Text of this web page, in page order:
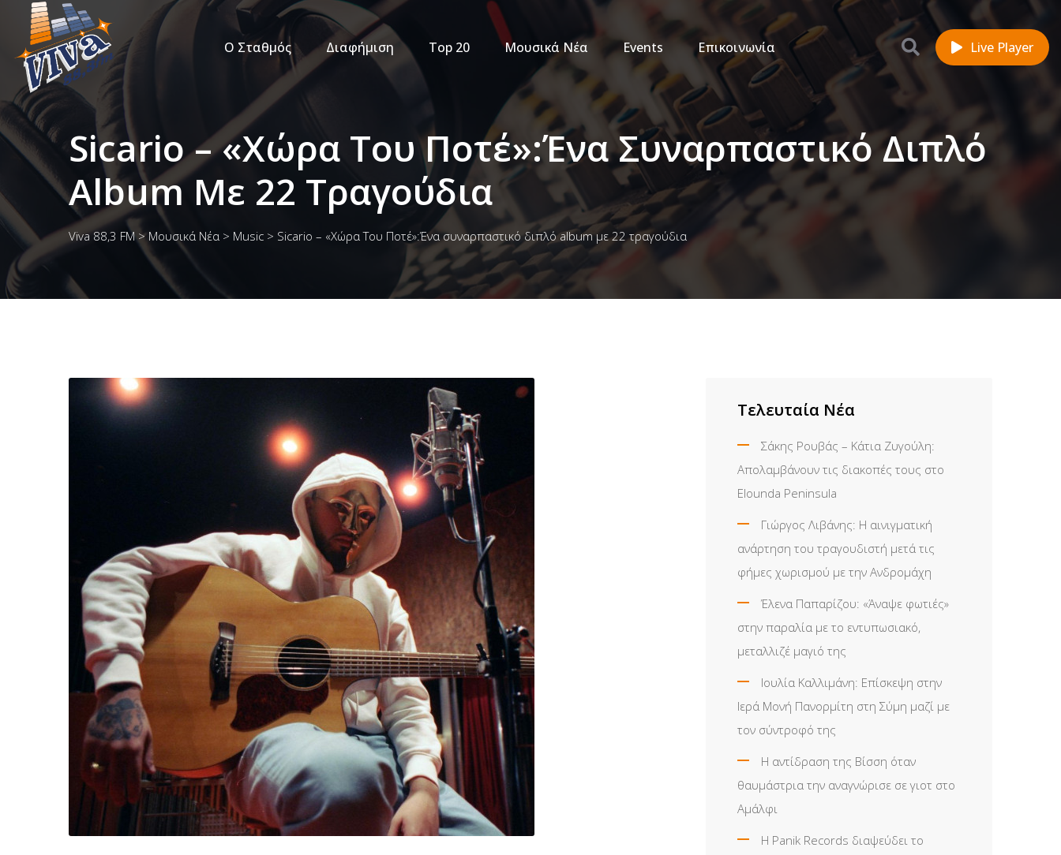
Ο Σταθμός Διαφήμιση Top 20 Μουσικά Νέα Events Επικοινωνία Live Player
Sicario – «Χώρα Του Ποτέ»:Ένα Συναρπαστικό Διπλό
Album Με 22 Τραγούδια
Viva 88,3 FM> Μουσικά Νέα > Music > Sicario – «Χώρα Του Ποτέ»:Ένα συναρπαστικό διπλό album με 22 τραγούδια
Τελευταία Νέα
Σάκης Ρουβάς – Κάτια Ζυγούλη:
Απολαμβάνουν τις διακοπές τους στο
Elounda Peninsula
Γιώργος Λιβάνης: Η αινιγματική
ανάρτηση του τραγουδιστή μετά τις
φήμες χωρισμού με την Ανδρομάχη
Έλενα Παπαρίζου: «Άναψε φωτιές»
στην παραλία με το εντυπωσιακό,
μεταλλιζέ μαγιό της
Ιουλία Καλλιμάνη: Επίσκεψη στην
Ιερά Μονή Πανορμίτη στη Σύμη μαζί με
τον σύντροφό της
Η αντίδραση της Βίσση όταν
θαυμάστρια την αναγνώρισε σε γιοτ στο
Αμάλφι
Η Panik Records διαψεύδει το